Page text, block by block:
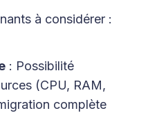
à considérer :
: Possibilité
(CPU, RAM,
complète